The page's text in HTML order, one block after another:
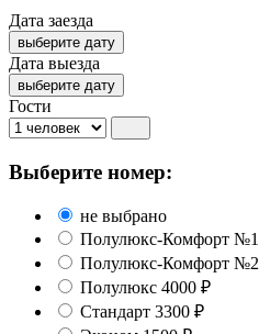
Дата заезда
выберите дату
Дата выезда
выберите дату
Гости
Выберите номер:
не выбрано
Полулюкс-Комфорт №1
Полулюкс-Комфорт №2
Полулюкс 4000 ₽
Стандарт 3300 ₽